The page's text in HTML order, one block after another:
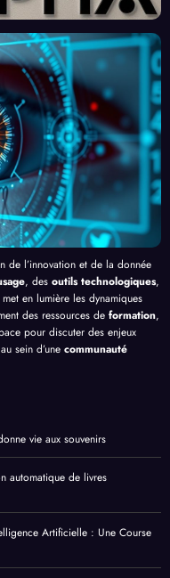
au-
ent
l’Effi
cacit
é de
l’IA
de l’innovation et de la donnée
, des outils technologiques,
en lumière les dynamiques
des ressources de formation,
pour discuter des enjeux
au sein d’une communauté
vie aux souvenirs
automatique de livres
Artificielle : Une Course